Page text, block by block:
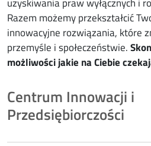
Razem możemy przekształcić
innowacyjne rozwiązania, które
przemyśle i społeczeństwie.
możliwości jakie na Ciebie
Centrum Innowacji i
Przedsiębiorczości